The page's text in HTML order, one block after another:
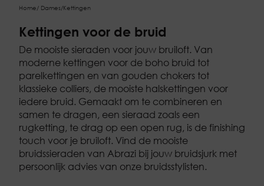
Home/ Dames/Kettingen
Kettingen voor de bruid
De mooiste sieraden voor jouw bruiloft. Van
moderne kettingen voor de boho bruid tot
parelkettingen en van gouden chokers tot
klassieke colliers, de mooiste halskettingen voor
iedere bruid. Gemaakt om te combineren en
samen te dragen, een sieraad zoals een
rugketting, te drag op een open rug, is de finishing
touch voor je bruiloft. Vind de mooiste
bruidssieraden van Abrazi bij jouw bruidsjurk met
persoonlijk advies van onze bruidsstylisten.